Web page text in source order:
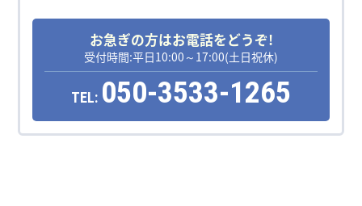
お急ぎの方はお電話をどうぞ!
受付時間:平日10:00～17:00(土日祝休)
TEL: 050-3533-1265